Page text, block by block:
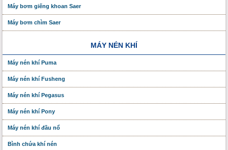
Máy bơm giếng khoan Saer
Máy bơm chìm Saer
MÁY NÉN KHÍ
Máy nén khí Puma
Máy nén khí Fusheng
Máy nén khí Pegasus
Máy nén khí Pony
Máy nén khí đầu nổ
Bình chứa khí nén